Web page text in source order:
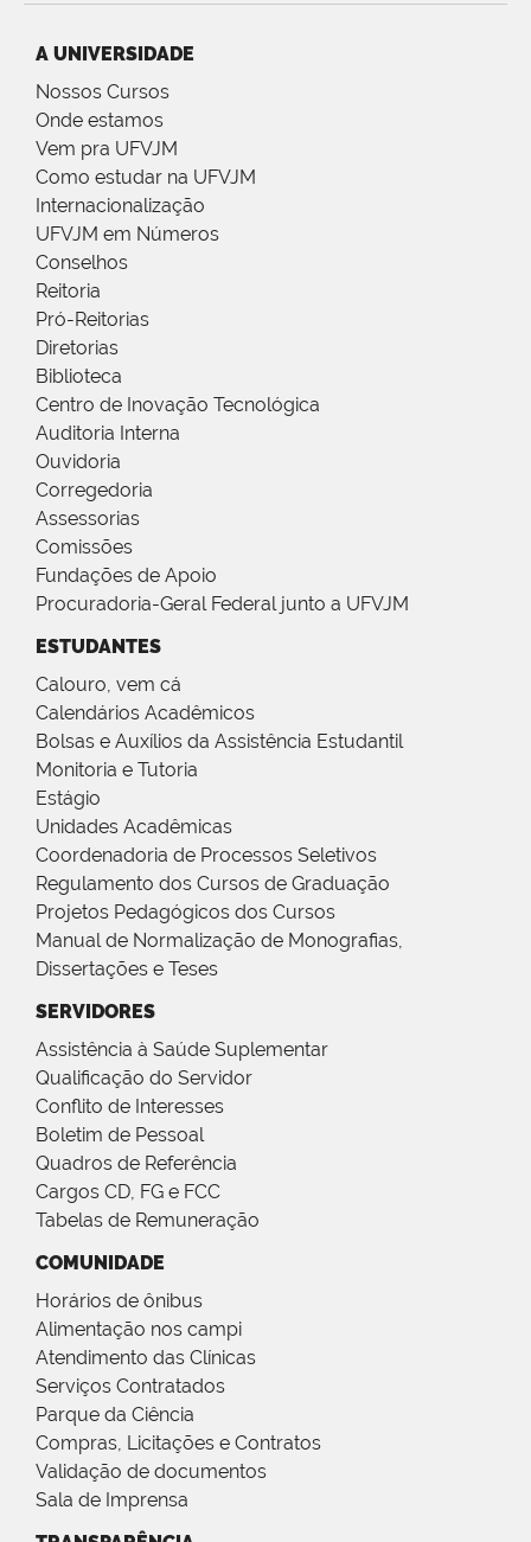
A UNIVERSIDADE
Nossos Cursos
Onde estamos
Vem pra UFVJM
Como estudar na UFVJM
Internacionalização
UFVJM em Números
Conselhos
Reitoria
Pró-Reitorias
Diretorias
Biblioteca
Centro de Inovação Tecnológica
Auditoria Interna
Ouvidoria
Corregedoria
Assessorias
Comissões
Fundações de Apoio
Procuradoria-Geral Federal junto a UFVJM
ESTUDANTES
Calouro, vem cá
Calendários Acadêmicos
Bolsas e Auxílios da Assistência Estudantil
Monitoria e Tutoria
Estágio
Unidades Acadêmicas
Coordenadoria de Processos Seletivos
Regulamento dos Cursos de Graduação
Projetos Pedagógicos dos Cursos
Manual de Normalização de Monografias,
Dissertações e Teses
SERVIDORES
Assistência à Saúde Suplementar
Qualificação do Servidor
Conflito de Interesses
Boletim de Pessoal
Quadros de Referência
Cargos CD, FG e FCC
Tabelas de Remuneração
COMUNIDADE
Horários de ônibus
Alimentação nos campi
Atendimento das Clínicas
Serviços Contratados
Parque da Ciência
Compras, Licitações e Contratos
Validação de documentos
Sala de Imprensa